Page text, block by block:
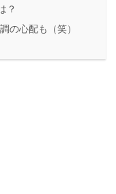
？
の心配も（笑）